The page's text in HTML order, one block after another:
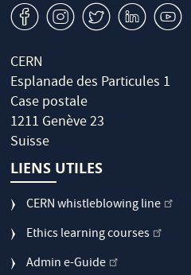
v J W M 1
CERN
Esplanade des Particules 1
Case postale
1211 Genève 23
Suisse
LIENS UTILES
CERN whistleblowing line
Ethics learning courses
Admin e-Guide